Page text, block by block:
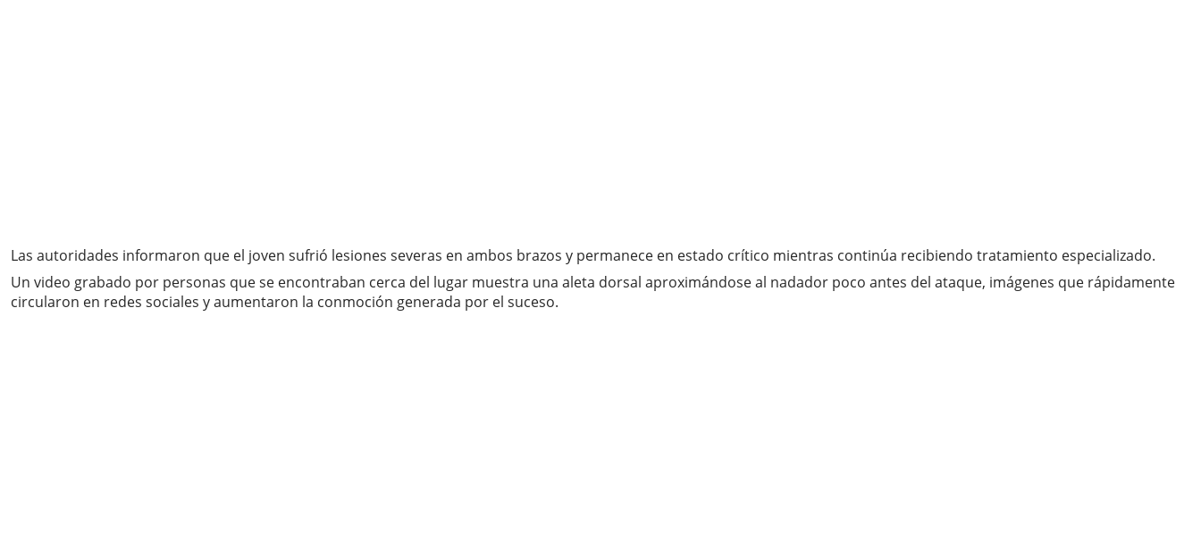
Las autoridades informaron que el joven sufrió lesiones severas en ambos brazos y permanece en estado crítico mientras continúa recibiendo tratamiento especializado.
Un video grabado por personas que se encontraban cerca del lugar muestra una aleta dorsal aproximándose al nadador poco antes del ataque, imágenes que rápidamente
circularon en redes sociales y aumentaron la conmoción generada por el suceso.